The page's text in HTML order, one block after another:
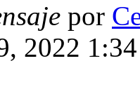
por
2022